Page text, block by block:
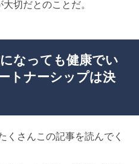
切だとのことだ。
なっても健康でい
トナーシップは決
くさんこの記事を読んでく